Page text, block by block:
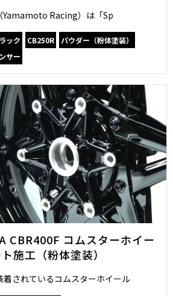
Yamamoto Racing）は「Sp
ック CB250R
パウダー（粉体塗装）
サー
CBR400F コムスターホイー
施工（粉体塗装）
着されているコムスターホイール